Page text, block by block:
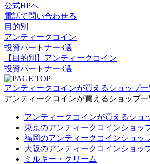
公式HPへ
電話で問い合わせる
目的別
アンティークコイン
投資パートナー3選
【目的別】アンティークコイン
投資パートナー3選
アンティークコインが買えるショップ一
アンティークコインが買えるショップ一
アンティークコインが買えるショ
東京のアンティークコインショッ
福岡のアンティークコインショッ
大阪のアンティークコインショッ
ミルキー・クリーム